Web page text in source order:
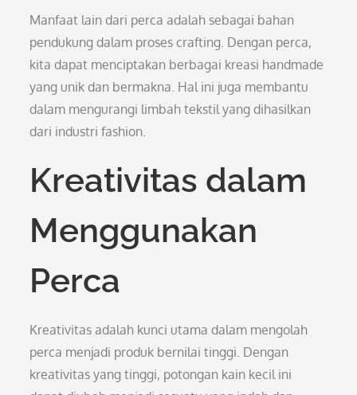
Manfaat lain dari perca adalah sebagai bahan
pendukung dalam proses crafting. Dengan perca,
kita dapat menciptakan berbagai kreasi handmade
yang unik dan bermakna. Hal ini juga membantu
dalam mengurangi limbah tekstil yang dihasilkan
dari industri fashion.
Kreativitas dalam
Menggunakan
Perca
Kreativitas adalah kunci utama dalam mengolah
perca menjadi produk bernilai tinggi. Dengan
kreativitas yang tinggi, potongan kain kecil ini